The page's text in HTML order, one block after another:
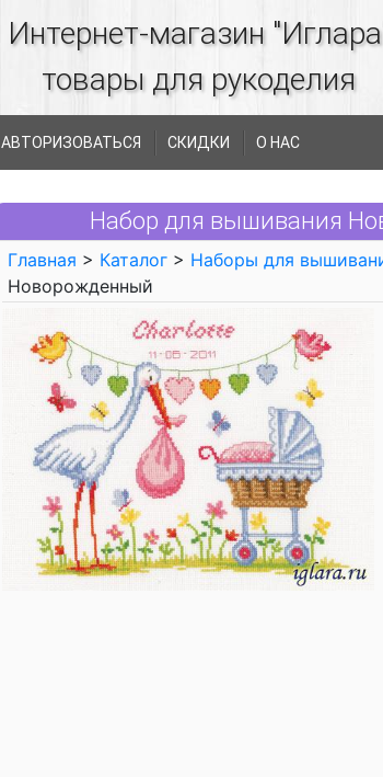
Интернет-магазин
товары для рукоделия
АВТОРИЗОВАТЬСЯ СКИДКИ О НАС
Набор для вышивания
Главная > Каталог > Наборы для
Новорожденный